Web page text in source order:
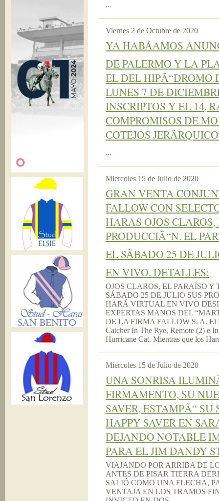
...
Viernes 2 de Octubre de 2020
YA HABÃAMOS
DE PALERMO Y LA
EL DEL HIPÃ“DROMO
LUNES 7 DE
INSCRIPTOS Y EL 14,
COMPROMISOS DE
COTEJOS
...
Miercoles 15 de Julio de 2020
GRAN VENTA
FALLOW CON
HARAS OJOS
PRODUCCIÃ“N. EL
EL SÃBADO 25 DE
EN VIVO. DETALLES:
OJOS CLAROS, EL PARAÍSO
SÁBADO 25 DE JULIO SUS
HARÁ VIRTUAL EN VIVO
EXPERTAS MANOS DEL
DE LA FIRMA FALLOW S. A. El
Catcher In The Rye, Remote (2) e
Hurricane Cat. Mientras que los
Miercoles 15 de Julio de 2020
UNA SONRISA
FIRMAMENTO, SU
SAVER, ESTAMPÃ“
HAPPY SAVER EN
DEJANDO NOTABLE
PARA EL JIM DANDY
VIAJANDO POR ARRIBA DE
ANTES DE PISAR TIERRA
SALIÓ COMO UNA FLECHA,
VENTAJA EN LOS TRAMOS